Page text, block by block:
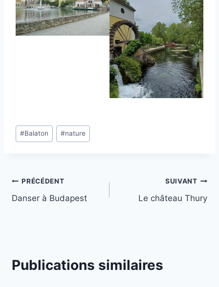
Étiquettes
de
#Balaton #nature
Navigation
de
PRÉCÉDENT
Danser à Budapest
SUIVANT
Le château Thury
Publications similaires